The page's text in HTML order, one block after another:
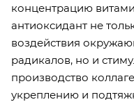
концентрацию
антиоксидант не
воздействия
радикалов, но и
производство
укреплению и